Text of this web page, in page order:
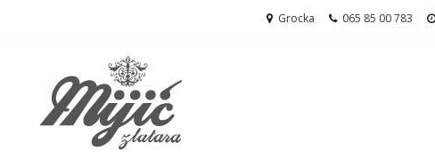
Grocka 065 85 00 783